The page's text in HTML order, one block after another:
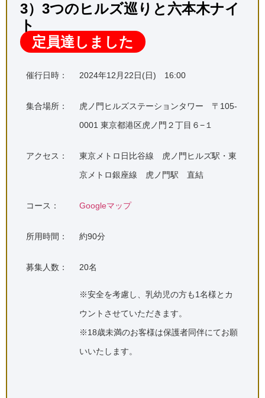
3）3つのヒルズ巡りと六本木ナイ
ト
定員達しました
催行日時： 2024年12月22日(日) 16:00
集合場所：
虎ノ門ヒルズステーションタワー 〒105-
0001 東京都港区虎ノ門２丁目６−１
アクセス：
東京メトロ日比谷線 虎ノ門ヒルズ駅・東
京メトロ銀座線 虎ノ門駅 直結
コース： Googleマップ
所用時間： 約90分
募集人数： 20名
※安全を考慮し、乳幼児の方も1名様とカ
ウントさせていただきます。
※18歳未満のお客様は保護者同伴にてお願
いいたします。